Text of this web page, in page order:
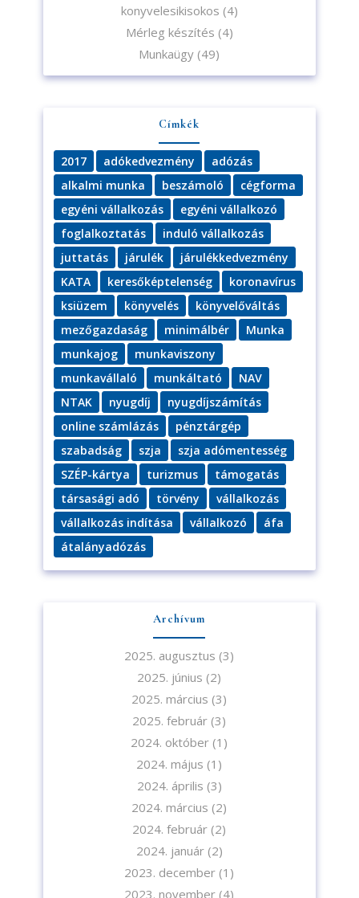
konyvelesikisokos (4)
Mérleg készítés (4)
Munkaügy (49)
Címkék
2017 adókedvezmény
adózás
alkalmi munka
beszámoló
cégforma
egyéni vállalkozás
egyéni vállalkozó
foglalkoztatás
induló vállalkozás
juttatás
járulék
járulékkedvezmény
KATA
keresőképtelenség
koronavírus
ksiüzem
könyvelés
könyvelőváltás
mezőgazdaság
minimálbér
Munka
munkajog
munkaviszony
munkavállaló
munkáltató
NAV
NTAK
nyugdíj
nyugdíjszámítás
online számlázás
pénztárgép
szabadság
szja
szja adómentesség
SZÉP-kártya
turizmus
támogatás
társasági adó
törvény
vállalkozás
vállalkozás indítása
vállalkozó
áfa
átalányadózás
Archívum
2025. augusztus (3)
2025. június (2)
2025. március (3)
2025. február (3)
2024. október (1)
2024. május (1)
2024. április (3)
2024. március (2)
2024. február (2)
2024. január(2)
2023. december (1)
2023. november (4)